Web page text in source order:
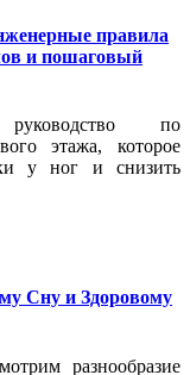
правила
и пошаговый
руководство по
этажа, которое
у ног и снизить
Сну и Здоровому
разнообразие